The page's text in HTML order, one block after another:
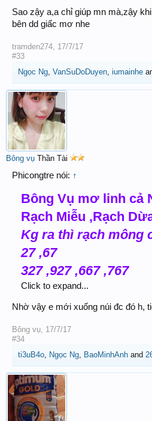
Sao zậy a,a chỉ giúp mn mà,zậy
bên dd giấc mơ nhe
tramden274 17/7/17
#33
Ngọc Ng VanSuDoDuyen iumainhe
Bông vụ Thần Tài
Phicongtre nói: ↑
Bông Vụ mơ linh cả
Rạch Miễu ,Rạch
Kg ra thì rạch mông
27 ,67
327 ,927 ,667 ,767
Click to expand...
Nhờ vậy e mới xuống núi đc đó h,
Bông vụ 17/7/17
#34
ti3uB4o
Ngọc Ng BaoMinhAnh and